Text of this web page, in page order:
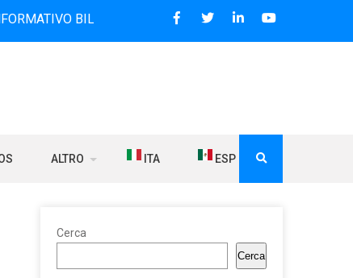
BILINGUE CHE DAL 2006 DIFFONDE NOTIZIE SUI
ALTRO ITA ESP
Cerca
Cerca